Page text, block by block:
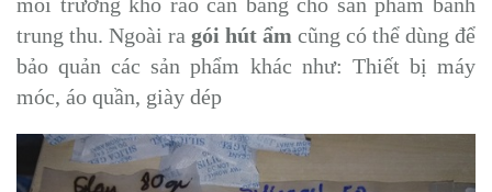
trung thu. Ngoài ra gói hút ẩm cũng có thể dùng để
bảo quản các sản phẩm khác như: Thiết bị máy
móc, áo quần, giày dép